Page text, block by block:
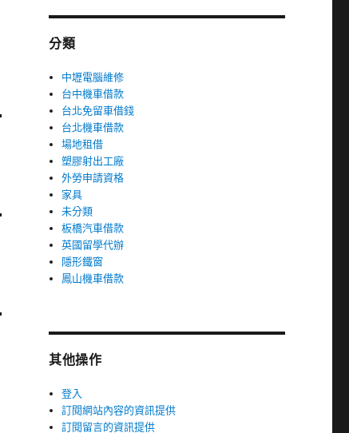
分類
中壢電腦維修
台中機車借款
台北免留車借錢
台北機車借款
場地租借
塑膠射出工廠
外勞申請資格
家具
未分類
板橋汽車借款
英國留學代辦
隱形鐵窗
鳳山機車借款
其他操作
登入
訂閱網站內容的資訊提供
訂閱留言的資訊提供